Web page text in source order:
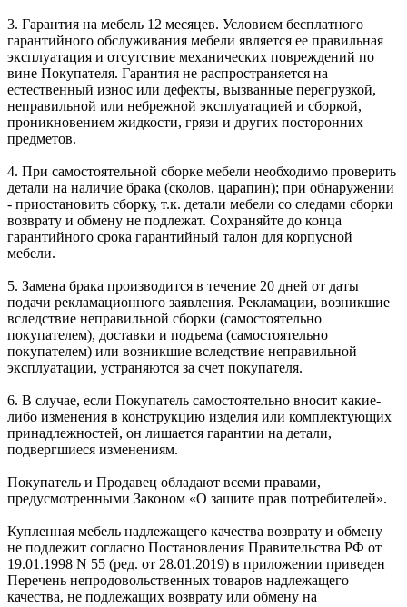
3. Гарантия на мебель 12 месяцев. Условием бесплатного
гарантийного обслуживания мебели является ее правильная
эксплуатация и отсутствие механических повреждений по
вине Покупателя. Гарантия не распространяется на
естественный износ или дефекты, вызванные перегрузкой,
неправильной или небрежной эксплуатацией и сборкой,
проникновением жидкости, грязи и других посторонних
предметов.
4. При самостоятельной сборке мебели необходимо проверить
детали на наличие брака (сколов, царапин); при обнаружении
- приостановить сборку, т.к. детали мебели со следами сборки
возврату и обмену не подлежат. Сохраняйте до конца
гарантийного срока гарантийный талон для корпусной
мебели.
5. Замена брака производится в течение 20 дней от даты
подачи рекламационного заявления. Рекламации, возникшие
вследствие неправильной сборки (самостоятельно
покупателем), доставки и подъема (самостоятельно
покупателем) или возникшие вследствие неправильной
эксплуатации, устраняются за счет покупателя.
6. В случае, если Покупатель самостоятельно вносит какие-
либо изменения в конструкцию изделия или комплектующих
принадлежностей, он лишается гарантии на детали,
подвергшиеся изменениям.
Покупатель и Продавец обладают всеми правами,
предусмотренными Законом «О защите прав потребителей».
Купленная мебель надлежащего качества возврату и обмену
не подлежит согласно Постановления Правительства РФ от
19.01.1998 N 55 (ред. от 28.01.2019) в приложении приведен
Перечень непродовольственных товаров надлежащего
качества, не подлежащих возврату или обмену на